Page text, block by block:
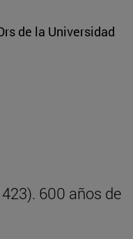
de la Universidad
600 años de